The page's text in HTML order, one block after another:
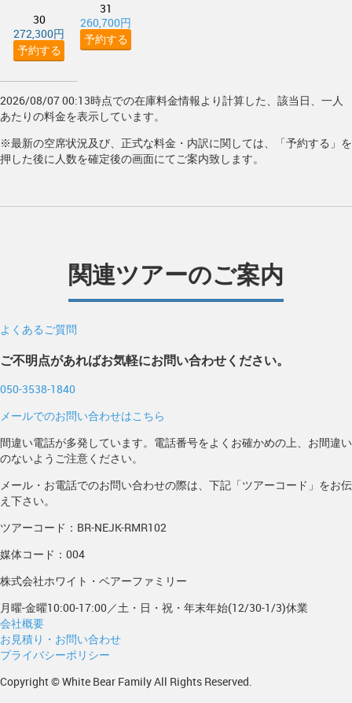
30
272,300円
予約する
31
260,700円
予約する
2026/08/07 00:13時点での在庫料金情報より計算した、該当日、一人
あたりの料金を表示しています。
※最新の空席状況及び、正式な料金・内訳に関しては、「予約する」を
押した後に人数を確定後の画面にてご案内致します。
関連ツアーのご案内
よくあるご質問
ご不明点があればお気軽にお問い合わせください。
050-3538-1840
メールでのお問い合わせはこちら
間違い電話が多発しています。電話番号をよくお確かめの上、お間違い
のないようご注意ください。
メール・お電話でのお問い合わせの際は、下記「ツアーコード」をお伝
え下さい。
ツアーコード：BR-NEJK-RMR102
媒体コード：004
株式会社ホワイト・ベアーファミリー
月曜-金曜10:00-17:00／土・日・祝・年末年始(12/30-1/3)休業
会社概要
お見積り・お問い合わせ
プライバシーポリシー
Copyright © White Bear Family All Rights Reserved.